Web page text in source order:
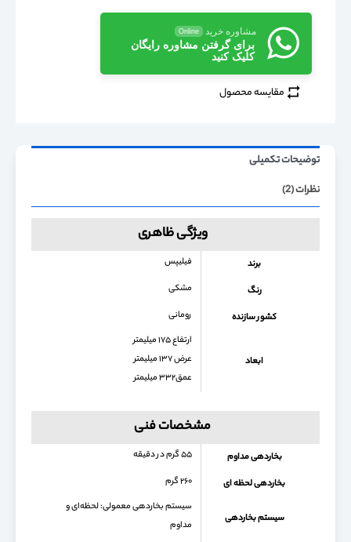
مشاوره خرید Online
برای گرفتن مشاوره رایگان
کلیک کنید
مقایسه محصول
توضیحات تکمیلی
نظرات (2)
ویژگی ظاهری
برند فیلیپس
رنگ مشکی
کشور سازنده رومانی
ابعاد
ارتفاع ۱۷۵ میلیمتر
عرض ۱۳۷ میلیمتر
عمق۳۳۲ میلیمتر
مشخصات فنی
بخاردهی مداوم ۵۵ گرم در دقیقه
بخاردهی لحظه ای ۲۶۰ گرم
سیستم بخاردهی
سیستم بخاردهی معمولی: لحظه‌ای و
مداوم